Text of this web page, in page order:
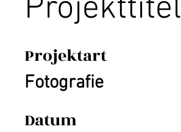
Projekttitel
Projektart
Fotografie
Datum